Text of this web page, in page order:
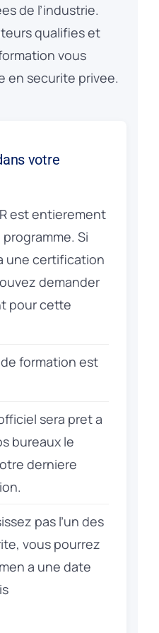
de l’industrie.
qualifies et
vous
en securite privee.
votre
est entierement
Si
une certification
demander
pour cette
formation est
sera pret a
bureaux le
derniere
pas l’un des
vous pourrez
a une date